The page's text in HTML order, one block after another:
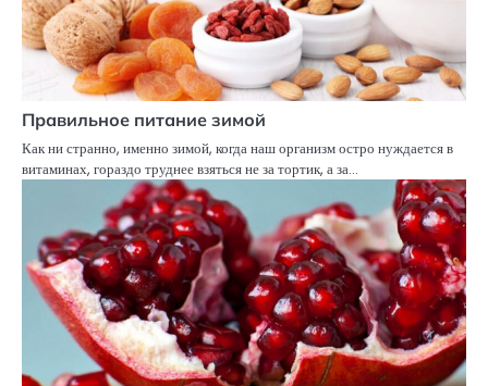
Правильное питание зимой
Как ни странно, именно зимой, когда наш организм остро нуждается в
витаминах, гораздо труднее взяться не за тортик, а за…